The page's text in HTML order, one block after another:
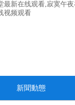
最新在线观看,寂寞
视频观看
新聞動態